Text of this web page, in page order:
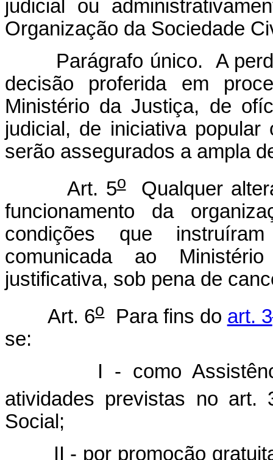
judicial ou
Organização da Sociedade
Parágrafo único. A perda
decisão proferida em
Ministério da Justiça, de
judicial, de iniciativa
serão assegurados a ampla
Art. 5oQualquer
funcionamento da
condições que
comunicada ao
justificativa, sob pena de
Art. 6oPara fins do art. 3
se:
I - como Assistência
atividades previstas no art.
Social;
II - por promoção gratuita